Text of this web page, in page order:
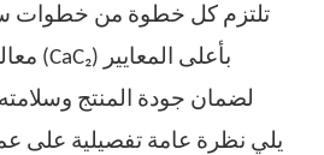
(CaC₂) بأعلى المعايير
لضمان جودة المنتج وسلامته
يلي نظرة عامة تفصيلية على